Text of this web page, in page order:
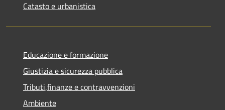
Catasto e urbanistica
Educazione e formazione
Giustizia e sicurezza pubblica
Tributi,finanze e contravvenzioni
Ambiente